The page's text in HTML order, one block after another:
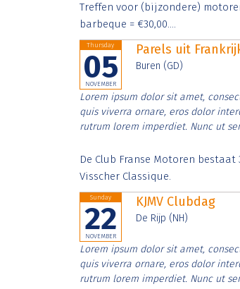
Treffen voor (bijzondere)
barbeque = €30,00....
Thursday
05
NOVEMBER
Parels uit
Buren (GD)
Lorem ipsum dolor sit amet,
quis viverra ornare, eros dolor
rutrum lorem imperdiet. Nunc ut
De Club Franse Motoren
Visscher Classique.
Sunday
22
NOVEMBER
KJMV Clubdag
De Rijp (NH)
Lorem ipsum dolor sit amet,
quis viverra ornare, eros dolor
rutrum lorem imperdiet. Nunc ut